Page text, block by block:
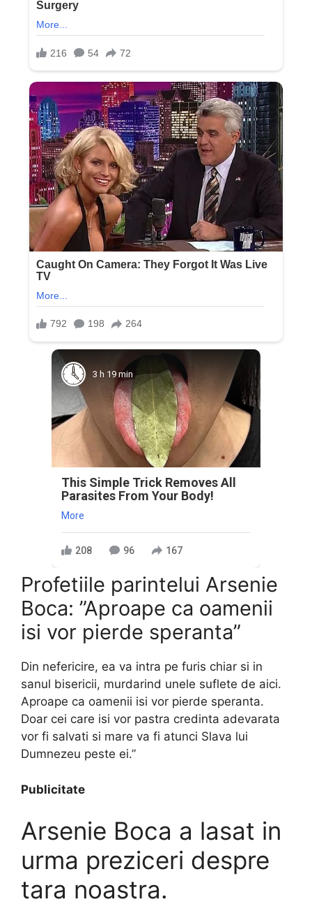
3 h 19 min
This Simple Trick Removes All
Parasites From Your Body!
More
208 96 167
Profetiile parintelui Arsenie
Boca: ”Aproape ca oamenii
isi vor pierde speranta”
Din nefericire, ea va intra pe furis chiar si in
sanul bisericii, murdarind unele suflete de aici.
Aproape ca oamenii isi vor pierde speranta.
Doar cei care isi vor pastra credinta adevarata
vor fi salvati si mare va fi atunci Slava lui
Dumnezeu peste ei.”
Publicitate
Arsenie Boca a lasat in
urma preziceri despre
tara noastra.